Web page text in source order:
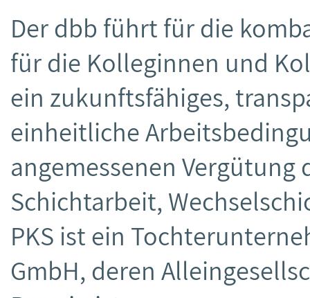
Der dbb führt für die
für die Kolleginnen und
ein zukunftsfähiges,
einheitliche
angemessenen
Schichtarbeit,
PKS ist ein
GmbH, deren